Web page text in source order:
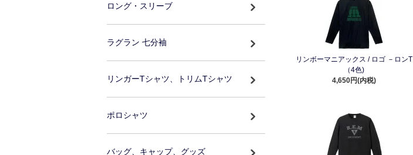
リンボーマニアックス / ロゴ －ロンT
（4色)
4,650円(内税)
ロング・スリーブ
ラグラン 七分袖
リンガーTシャツ、トリムTシャツ
ポロシャツ
バッグ、キャップ、グッズ